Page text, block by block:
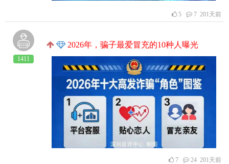
5 7 201天前
1411
2026年，骗子最爱冒充的10种人曝光
7 24 201天前